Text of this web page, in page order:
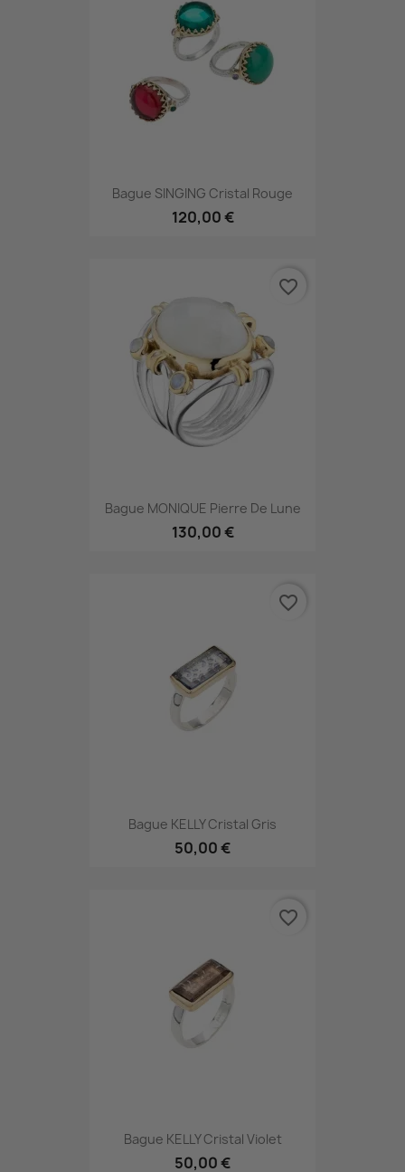
Bague SINGING Cristal Rouge
120,00 €
Bague MONIQUE Pierre De Lune
130,00 €
favorite_border
Bague KELLY Cristal Gris
50,00 €
favorite_border
Bague KELLY Cristal Violet
50,00 €
favorite_border